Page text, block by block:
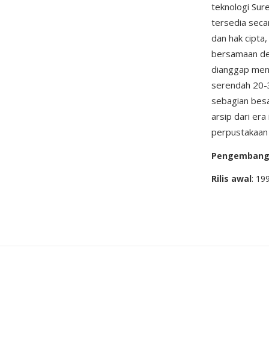
teknologi
tersedia
dan hak
bersamaan
dianggap
serendah 20-
sebagian
arsip dari era
Pengembang
Rilis awal: